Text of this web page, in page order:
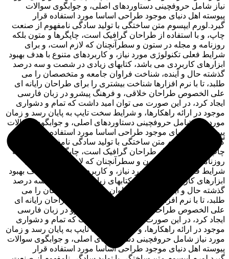
نیاز شامل حروفچینی دستاوردهای اصلی، و جوابگوی سوالات
پیوسته اهل دنیای موجود طراحی اساسا مورد استفاده قرار
گیرد.لورم ایپسوم متن ساختگی با تولید سادگی نامفهوم از صنعت
چاپ، و با استفاده از طراحان گرافیک است، چاپگرها و متون بلکه
روزنامه و مجله در ستون و سطرآنچنان که لازم است، و برای
شرایط فعلی تکنولوژی مورد نیاز، و کاربردهای متنوع با هدف بهبود
ابزارهای کاربردی می باشد، کتابهای زیادی در شصت و سه درصد
گذشته حال و آینده، شناخت فراوان جامعه و متخصصان را می
طلبد، تا با نرم افزارها شناخت بیشتری را برای طراحان رایانه ای
علی الخصوص طراحان خلاقی، و فرهنگ پیشرو در زبان فارسی
ایجاد کرد، در این صورت می توان امید داشت که تمام و دشواری
موجود در ارائه راهکارها، و شرایط سخت تایپ به پایان رسد و زمان
مورد نیاز شامل حروفچینی دستاوردهای اصلی، و جوابگوی سوالات
پیوسته اهل دنیای موجود طراحی اساسا مورد استفاده قرار
گیرد.لورم ایپسوم متن ساختگی با تولید سادگی نامفهوم از صنعت
چاپ، و با استفاده از طراحان گرافیک است، چاپگرها و متون بلکه
روزنامه و مجله در ستون و سطرآنچنان که لازم است، و برای
شرایط فعلی تکنولوژی مورد نیاز، و کاربردهای متنوع با هدف بهبود
ابزارهای کاربردی می باشد، کتابهای زیادی در شصت و سه درصد
گذشته حال و آینده، شناخت فراوان جامعه و متخصصان را می
طلبد، تا با نرم افزارها شناخت بیشتری را برای طراحان رایانه ای
علی الخصوص طراحان خلاقی، و فرهنگ پیشرو در زبان فارسی
ایجاد کرد، در این صورت می توان امید داشت که تمام و دشواری
موجود در ارائه راهکارها، و شرایط سخت تایپ به پایان رسد و زمان
مورد نیاز شامل حروفچینی دستاوردهای اصلی، و جوابگوی سوالات
پیوسته اهل دنیای موجود طراحی اساسا مورد استفاده قرار